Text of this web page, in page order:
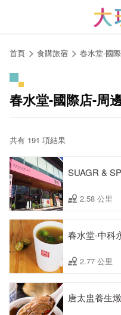
首頁 食購旅宿 春水堂-國
春水堂-國際店-周
共有 191 項結果
SUAGR &
2.58 公里
春水堂-中科
2.77 公里
唐太盅養生